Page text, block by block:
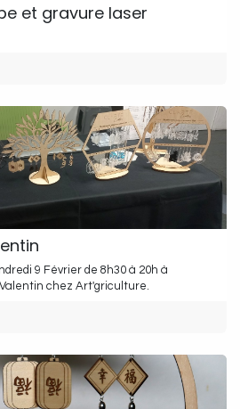
et gravure laser
9 Février de 8h30 à 20h à
chez Art'griculture.